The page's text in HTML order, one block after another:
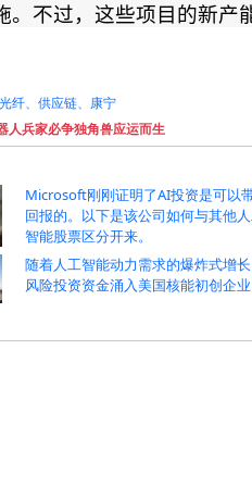
。不过，这些项目的新产
纤、供应链、康宁
人兵家必争独角兽应运而生
Microsoft刚刚证明了AI投资是可以
回报的。以下是该公司如何与其他
智能股票区分开来。
随着人工智能动力需求的爆炸式增
风险投资资金涌入美国核能初创企业